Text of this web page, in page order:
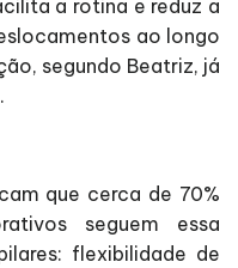
a rotina e reduz a
ao longo
segundo Beatriz, já
que cerca de 70%
seguem essa
flexibilidade de